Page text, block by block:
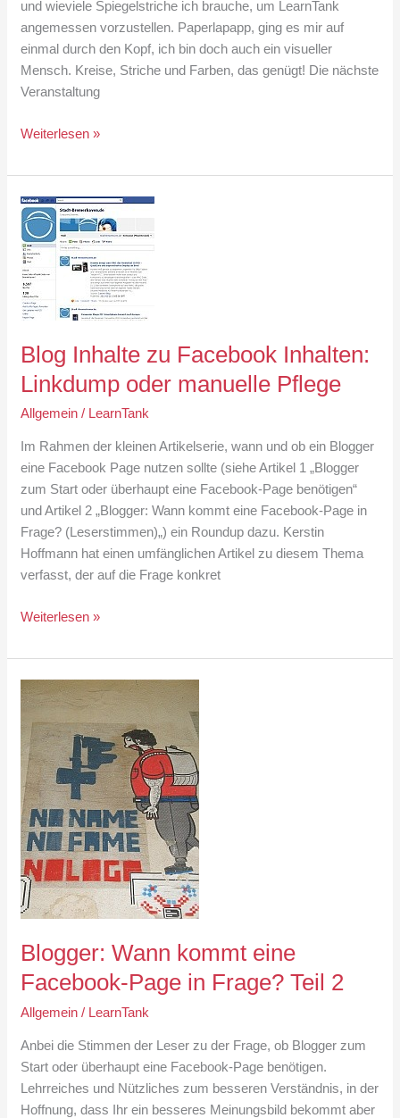
und wieviele Spiegelstriche ich brauche, um LearnTank
angemessen vorzustellen. Paperlapapp, ging es mir auf
einmal durch den Kopf, ich bin doch auch ein visueller
Mensch. Kreise, Striche und Farben, das genügt! Die nächste
Veranstaltung
Was
LearnTank
–
eine
grafische
Erklärung
Weiterlesen »
Blog Inhalte zu Facebook Inhalten:
Linkdump oder manuelle Pflege
Allgemein / LearnTank
Im Rahmen der kleinen Artikelserie, wann und ob ein Blogger
eine Facebook Page nutzen sollte (siehe Artikel 1 „Blogger
zum Start oder überhaupt eine Facebook-Page benötigen“
und Artikel 2 „Blogger: Wann kommt eine Facebook-Page in
Frage? (Leserstimmen)„) ein Roundup dazu. Kerstin
Hoffmann hat einen umfänglichen Artikel zu diesem Thema
verfasst, der auf die Frage konkret
Blog
zu
Facebook
Inhalten:
Linkdump
oder
manuelle
Pflege
Weiterlesen »
Blogger: Wann kommt eine
Facebook-Page in Frage? Teil 2
Allgemein / LearnTank
Anbei die Stimmen der Leser zu der Frage, ob Blogger zum
Start oder überhaupt eine Facebook-Page benötigen.
Lehrreiches und Nützliches zum besseren Verständnis, in der
Hoffnung, dass Ihr ein besseres Meinungsbild bekommt aber